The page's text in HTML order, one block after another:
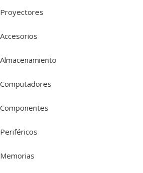
Proyectores
Accesorios
Almacenamiento
Computadores
Componentes
Periféricos
Memorias